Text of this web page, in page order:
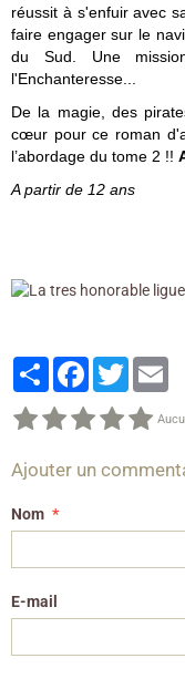
réussit à s'enfuir avec
faire engager sur le
du Sud. Une
l'Enchanteresse...
De la magie, des
cœur pour ce roman
l’abordage du tome 2 !!
A partir de 12 ans
PartagerFacebook
Twitter
Ajouter un
Nom
E-mail